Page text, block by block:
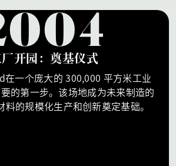
开园：奠基仪式
在一个庞大的 300,000 平方米工业
的第一步。该场地成为未来制造的
料的规模化生产和创新奠定基础。